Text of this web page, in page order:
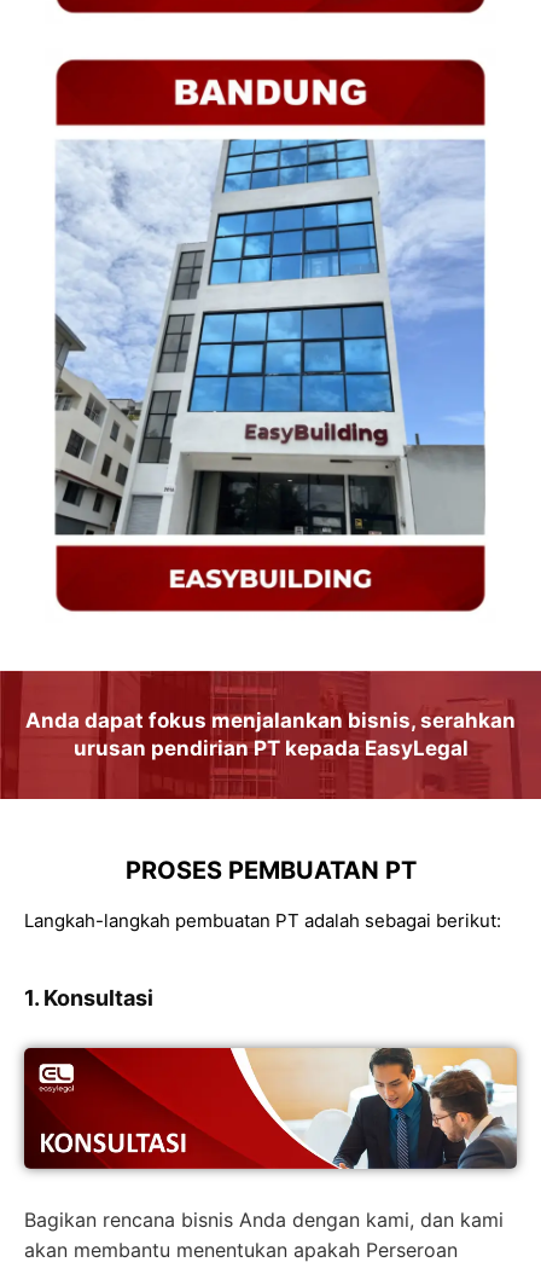
Anda dapat fokus menjalankanbisnis, serahkan
urusan pendirian PT kepada EasyLegal
PROSES PEMBUATAN PT
Langkah-langkah pembuatan PT adalah sebagai berikut:
1. Konsultasi
Bagikan rencana bisnis Anda dengan kami, dan kami
akan membantu menentukan apakah Perseroan